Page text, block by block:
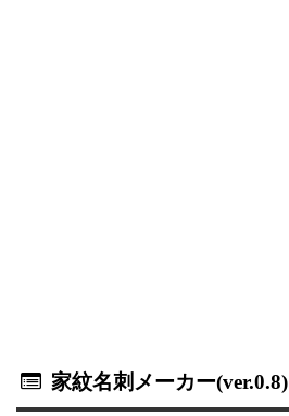
家紋名刺メーカー(ver.0.8)